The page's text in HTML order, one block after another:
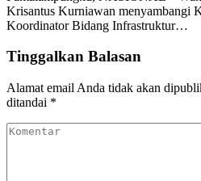
Krisantus Kurniawan menyambangi
Koordinator Bidang Infrastruktur…
Tinggalkan Balasan
Alamat email Anda tidak akan
ditandai *